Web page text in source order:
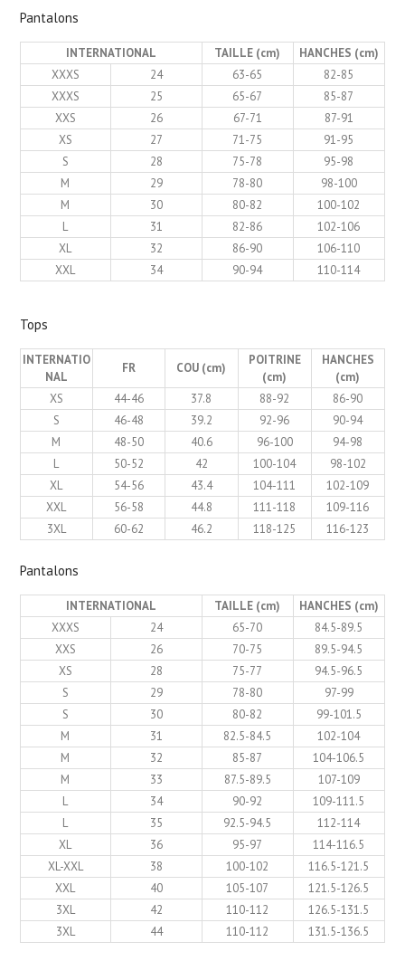
Pantalons
INTERNATIONAL TAILLE (cm)
HANCHES (cm)
XXXS
24 63-65
82-85
XXXS
25 65-67
85-87
XXS
26 67-71
87-91
XS
27 71-75
91-95
S
28 75-78
95-98
M
29 78-80
98-100
M
30 80-82
100-102
L
31 82-86
102-106
XL
32 86-90
106-110
XXL
34 90-94 110-114
Tops
INTERNATIO
NAL
FR COU (cm)
POITRINE
(cm)
HANCHES
(cm)
XS
44-46 37.8 88-92
86-90
S
46-48 39.2 92-96
90-94
M
48-50 40.6 96-100
94-98
L
50-52 42 100-104
98-102
XL
54-56 43.4 104-111
102-109
XXL
56-58 44.8 111-118
109-116
3XL
60-62 46.2 118-125 116-123
Pantalons
INTERNATIONAL TAILLE (cm)
HANCHES (cm)
XXXS
24 65-70
84.5-89.5
XXS
26 70-75
89.5-94.5
XS
28 75-77
94.5-96.5
S
29 78-80
97-99
S
30 80-82
99-101.5
M
31 82.5-84.5
102-104
M
32 85-87
104-106.5
M
33 87.5-89.5
107-109
L
34 90-92
109-111.5
L
35 92.5-94.5
112-114
XL
36 95-97
114-116.5
XL-XXL
38 100-102
116.5-121.5
XXL
40 105-107
121.5-126.5
3XL
42 110-112
126.5-131.5
3XL
44 110-112 131.5-136.5